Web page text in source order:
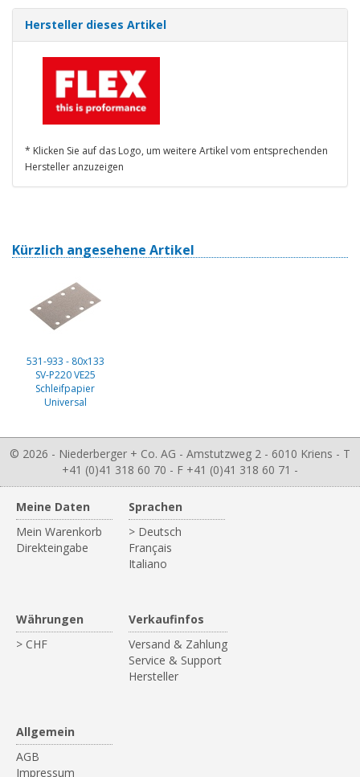
Hersteller dieses Artikel
* Klicken Sie auf das Logo, um weitere Artikel vom entsprechenden
Hersteller anzuzeigen
Kürzlich angesehene Artikel
531-933 - 80x133
SV-P220 VE25
Schleifpapier
Universal
© 2026 - Niederberger + Co. AG - Amstutzweg 2 - 6010 Kriens - T
+41 (0)41 318 60 70 - F +41 (0)41 318 60 71 -
Meine Daten
Mein Warenkorb
Direkteingabe
Sprachen
> Deutsch
Français
Italiano
Währungen
> CHF
Verkaufinfos
Versand & Zahlung
Service & Support
Hersteller
Allgemein
AGB
Impressum